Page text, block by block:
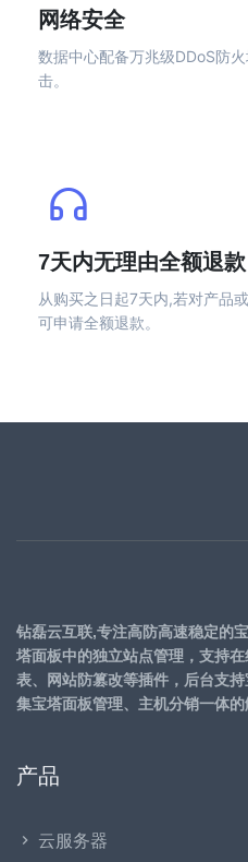
网络安全
数据中心配备万兆级DDoS防
击。
7天内无理由全额退款
从购买之日起7天内,若对产品
可申请全额退款。
钻磊云互联,专注高防高速稳定的
塔面板中的独立站点管理，支持
表、网站防篡改等插件，后台支
集宝塔面板管理、主机分销一体
产品
云服务器